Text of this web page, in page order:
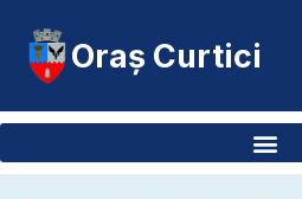
Oraș Curtici